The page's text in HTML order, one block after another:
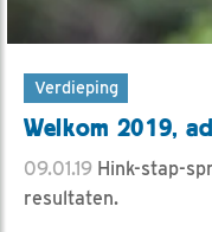
Verdieping
Welkom 2019,
09.01.19 Hink-stap-
resultaten.